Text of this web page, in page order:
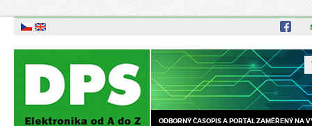
ODBORNÝ ČASOPIS A PORTÁL ZAMĚŘENÝ NA